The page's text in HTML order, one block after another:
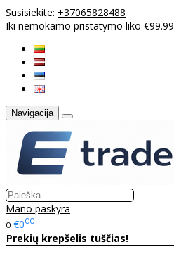
Susisiekite: +37065828488
Iki nemokamo pristatymo liko €99.99
Navigacija
Mano paskyra
0 €000
Prekių krepšelis tuščias!